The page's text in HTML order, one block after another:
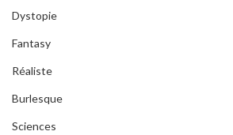
Dystopie
Fantasy
Réaliste
Burlesque
Sciences